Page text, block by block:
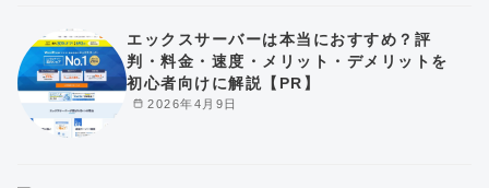
2026年4月9日
エックスサーバーは本当におすすめ？評
判・料金・速度・メリット・デメリットを
初心者向けに解説【PR】